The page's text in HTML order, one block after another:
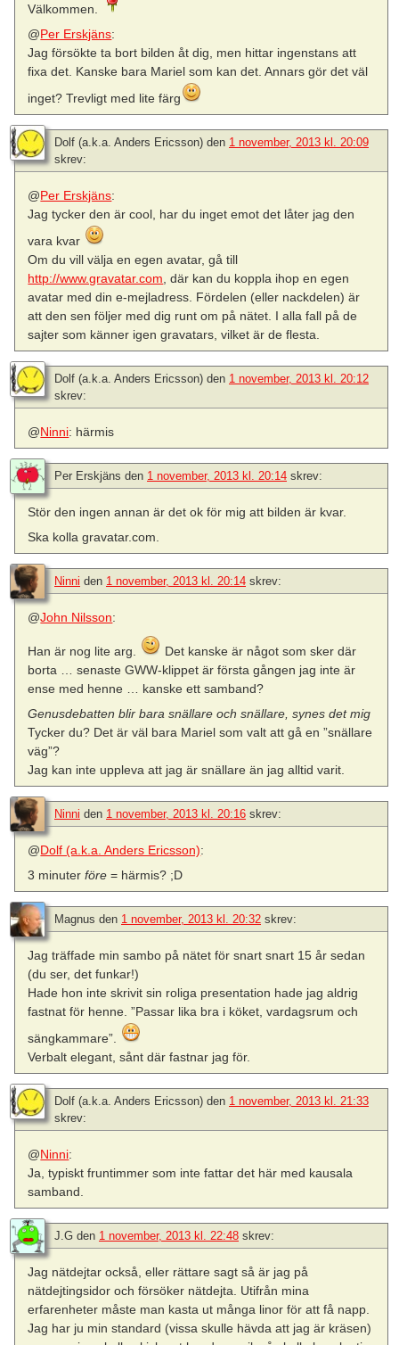
Välkommen.
@Per Erskjäns:
Jag försökte ta bort bilden åt dig, men hittar ingenstans att
fixa det. Kanske bara Mariel som kan det. Annars gör det väl
inget? Trevligt med lite färg
Dolf (a.k.a. Anders Ericsson) den 1 november, 2013 kl. 20:09
skrev:
@Per Erskjäns:
Jag tycker den är cool, har du inget emot det låter jag den
vara kvar
Om du vill välja en egen avatar, gå till
http://www.gravatar.com , där kan du koppla ihop en egen
avatar med din e-mejladress. Fördelen (eller nackdelen) är
att den sen följer med dig runt om på nätet. I alla fall på de
sajter som känner igen gravatars, vilket är de flesta.
Dolf (a.k.a. Anders Ericsson) den 1 november, 2013 kl. 20:12
skrev:
@Ninni: härmis
Per Erskjäns den 1 november, 2013 kl. 20:14 skrev:
Stör den ingen annan är det ok för mig att bilden är kvar.
Ska kolla gravatar.com.
Ninni den 1 november, 2013 kl. 20:14 skrev:
@John Nilsson:
Han är nog lite arg.
Det kanske är något som sker där
borta … senaste GWW-klippet är första gången jag inte är
ense med henne … kanske ett samband?
Genusdebatten blir bara snällare och snällare, synes det mig
Tycker du? Det är väl bara Mariel som valt att gå en ”snällare
väg”?
Jag kan inte uppleva att jag är snällare än jag alltid varit.
Ninni den 1 november, 2013 kl. 20:16 skrev:
@Dolf (a.k.a. Anders Ericsson):
3 minuterföre = härmis? ;D
Magnus den 1 november, 2013 kl. 20:32 skrev:
Jag träffade min sambo på nätet för snart snart 15 år sedan
(du ser, det funkar!)
Hade hon inte skrivit sin roliga presentation hade jag aldrig
fastnat för henne. ”Passar lika bra i köket, vardagsrum och
sängkammare”.
Verbalt elegant, sånt där fastnar jag för.
Dolf (a.k.a. Anders Ericsson) den 1 november, 2013 kl. 21:33
skrev:
@Ninni:
Ja, typiskt fruntimmer som inte fattar det här med kausala
samband.
J.G den 1 november, 2013 kl. 22:48 skrev:
Jag nätdejtar också, eller rättare sagt så är jag på
nätdejtingsidor och försöker nätdejta. Utifrån mina
erfarenheter måste man kasta ut många linor för att få napp.
Jag har ju min standard (vissa skulle hävda att jag är kräsen)